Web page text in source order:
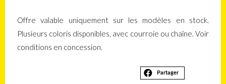
Offre valable uniquement sur les modèles en stock.
Plusieurs coloris disponibles, avec courroie ou chaîne. Voir
conditions en concession.
Partager